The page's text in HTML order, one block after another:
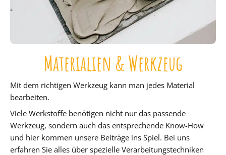
Materialien & Werkzeug
Mit dem richtigen Werkzeug kann man jedes Material
bearbeiten.
Viele Werkstoffe benötigen nicht nur das passende
Werkzeug, sondern auch das entsprechende Know-How
und hier kommen unsere Beiträge ins Spiel. Bei uns
erfahren Sie alles über spezielle Verarbeitungstechniken